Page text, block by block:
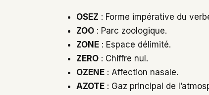
OSEZ : Forme impérative du
ZOO : Parc zoologique.
ZONE : Espace délimité.
ZERO : Chiffre nul.
OZENE : Affection nasale.
AZOTE : Gaz principal de